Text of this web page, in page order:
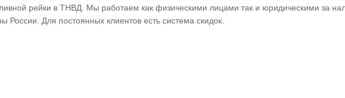
рейки в ТНВД. Мы работаем как физическими лицами так и юридическими за
России. Для постоянных клиентов есть система скидок.